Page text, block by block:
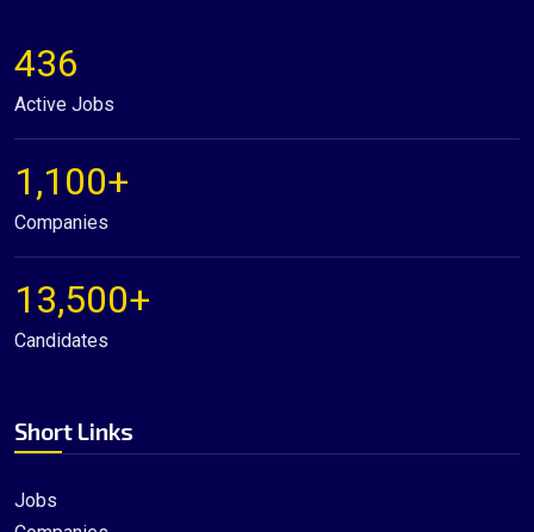
Short Links
Jobs
436
Active Jobs
1,100+
Companies
13,500+
Candidates